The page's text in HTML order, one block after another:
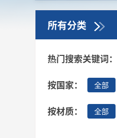
所有分类
热门搜索关键词：
按国家： 全部
按材质： 全部